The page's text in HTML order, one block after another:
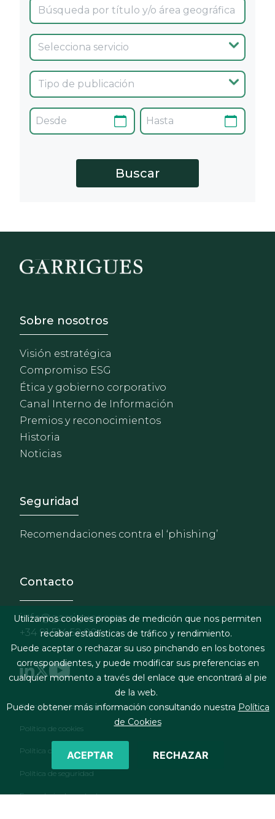
Footer - Sobre Nosotros
Sobre nosotros
Visión estratégica
Compromiso ESG
Ética y gobierno corporativo
Canal Interno de Información
Premios y reconocimientos
Historia
Noticias
Footer - Extranet y
Seguridad
Recomendaciones contra el ‘phishing’
Contacto
info@garrigues.com
+34 91 514 52 00
Footer menu
Términos legales y condiciones de contratación
Política de cookies
Política de privacidad
Política de seguridad
Formulario de contacto
Utilizamos cookies propias de medición que nos permiten
recabar estadísticas de tráfico y rendimiento.
Puede aceptar o rechazar su uso pinchando en los botones
correspondientes, y puede modificar sus preferencias en
cualquier momento a través del enlace que encontrará al pie
de la web.
Puede obtener más información consultando nuestra Política
de Cookies
ACEPTAR RECHAZAR